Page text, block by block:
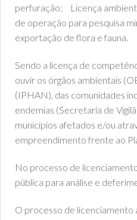
perfuração; Licença
de operação para pesquisa
exportação de flora e fauna.
Sendo a licença de
ouvir os órgãos ambientais
(IPHAN), das comunidades
endemias (Secretaria de
municípios afetados e/ou
empreendimento frente ao
No processo de
pública para análise e
O processo de licenciamento